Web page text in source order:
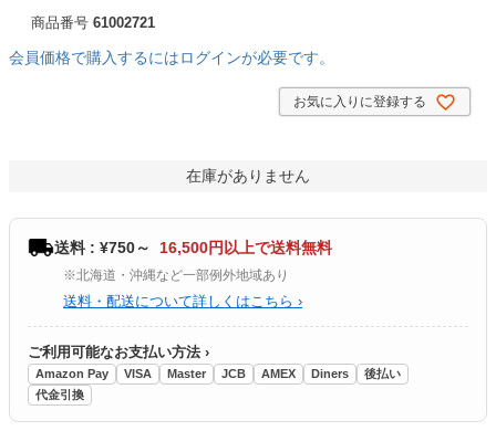
商品番号 61002721
会員価格で購入するにはログインが必要です。
お気に入りに登録する
在庫がありません
送料 : ¥750～ 16,500円以上で送料無料
※北海道・沖縄など一部例外地域あり
送料・配送について詳しくはこちら ›
ご利用可能なお支払い方法 ›
Amazon Pay VISA Master JCB AMEX Diners
後払い
代金引換